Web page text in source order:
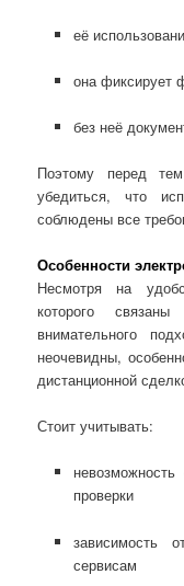
её
она фиксирует
без неё
Поэтому перед
убедиться, что
соблюдены все
Особенности
Несмотря на
которого
внимательного
неочевидны,
дистанционной
Стоит учитывать:
проверки
зависимость
сервисам